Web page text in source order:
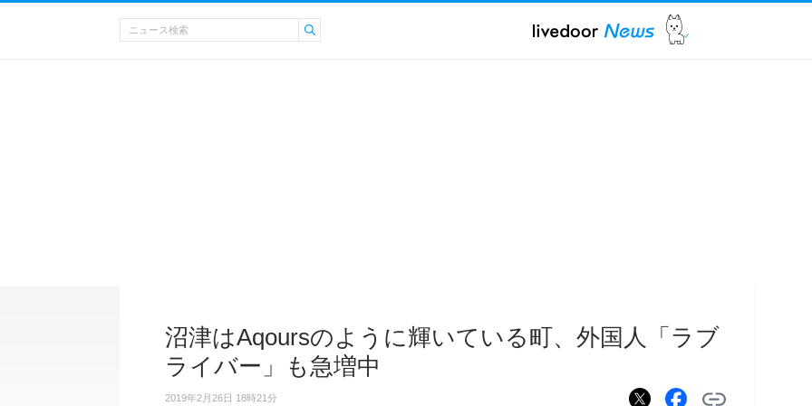
沼津はAqoursのように輝いている町、外国人「ラブ
ライバー」も急増中
2019年2月26日 18時21分